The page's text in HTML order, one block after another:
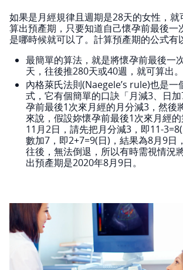
如果是月經規律且週期是28天的女性，
算出預產期，只要知道自己懷孕前最後一
是哪時候就可以了。計算預產期的公式有
最簡單的算法，就是將懷孕前最後一
天，往後推280天或40週，就可算出。
內格萊氏法則(Naegele’s rule)也是一
式，它有個簡單的口訣「月減3、日
孕前最後1次來月經的月分減3，然後
來說，假設妳懷孕前最後1次來月經
11月2日，請先把月分減3，即11-
數加7，即2+7=9(日)，結果為8月9日
往後，無法倒退，所以有時需視情況
出預產期是2020年8月9日。